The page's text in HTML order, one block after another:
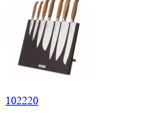
102220